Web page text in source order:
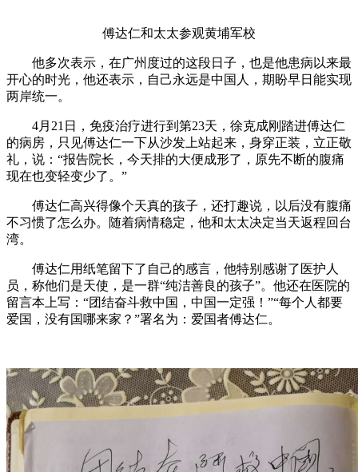
傅达仁和太太参观黄埔军校
他多次表示，在广州度过的这段日子，也是他患病以来最
开心的时光，他还表示，自己永远是中国人，期盼早日能实现
两岸统一。
4月21日，免疫治疗进行到第23天，徐克成刚踏进傅达仁
的病房，只见傅达仁一下从沙发上站起来，身穿正装，立正敬
礼，说：“报告院长，今天排的大便成形了，原先不断的腹痛
现在也变轻变少了。”
傅达仁高兴得像个天真的孩子，还打趣说，以后没有腹痛
不习惯了怎么办。随着病情稳定，他和太太决定当天返程回台
湾。
傅达仁用纸笔留下了自己的感言，他特别感谢了医护人
员，称他们是天使，是一群“纯洁善良的孩子”。他还在医院的
留言本上写：“团结奋斗救中国，中国一定强！”“每个人都要
爱国，没有国哪来家？”署名为：爱国者傅达仁。